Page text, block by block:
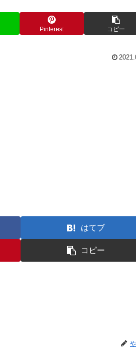
Pinterest コピー
はてブ
コピー